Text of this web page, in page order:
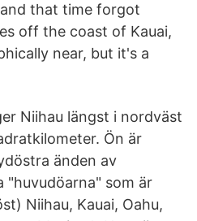
that time forgot
off the coast of Kauai,
near, but it's a
Niihau längst i nordväst
Ön är
änden av
"huvudöarna" som är
Niihau, Kauai, Oahu,